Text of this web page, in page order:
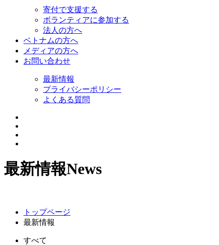
寄付で支援する
ボランティアに参加する
法人の方へ
ベトナムの方へ
メディアの方へ
お問い合わせ
最新情報
プライバシーポリシー
よくある質問
最新情報News
トップページ
最新情報
すべて